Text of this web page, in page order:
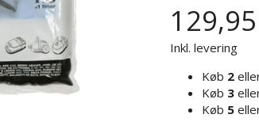
Inkl. levering
Køb 2
Køb 3
Køb 5